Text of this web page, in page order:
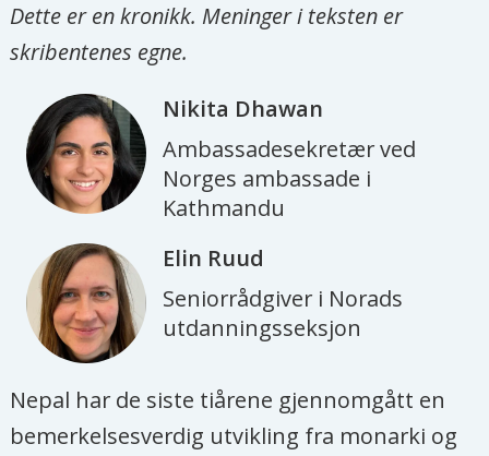
Dette er en kronikk. Meninger i teksten er
skribentenes egne.
Nikita Dhawan
Ambassadesekretær ved
Norges ambassade i
Kathmandu
Elin Ruud
Seniorrådgiver i Norads
utdanningsseksjon
Nepal har de siste tiårene gjennomgått en
bemerkelsesverdig utvikling fra monarki og